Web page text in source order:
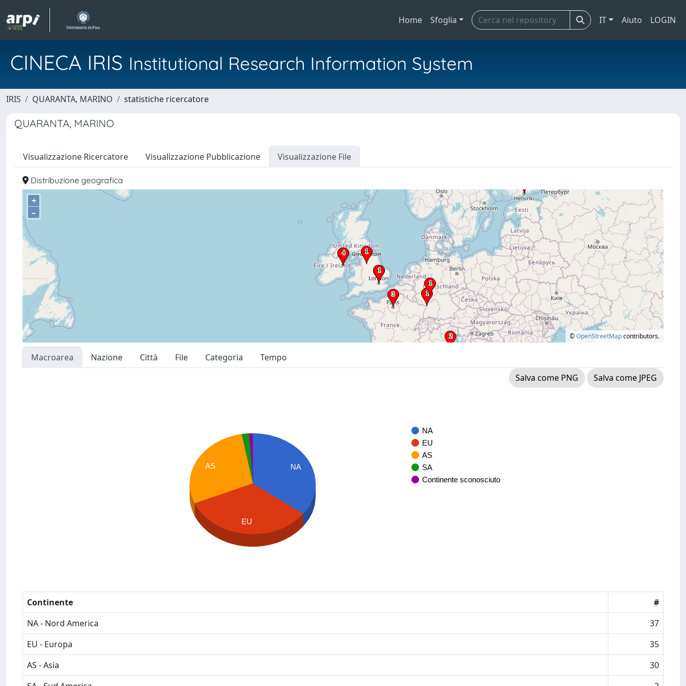
Home Sfoglia IT Aiuto LOGIN
CINECA IRIS Institutional Research Information System
IRIS QUARANTA, MARINO statistiche ricercatore
QUARANTA, MARINO
Visualizzazione Ricercatore Visualizzazione Pubblicazione Visualizzazione File
Distribuzione geografica
+
–
©OpenStreetMapcontributors.
Macroarea Nazione Città File Categoria
Tempo
Salva come PNG
Salva come JPEG
NA
EU
AS
SA
Continente sconosciuto
NA
AS
EU
Continente
#
NA - Nord America
37
EU - Europa
35
AS - Asia
30